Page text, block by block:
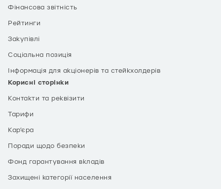
Фінансова звітність
Рейтинги
Закупівлі
Соціальна позиція
Інформація для акціонерів та стейкхолдерів
Корисні сторінки
Контакти та реквізити
Тарифи
Кар’єра
Поради щодо безпеки
Фонд гарантування вкладів
Захищені категорії населення